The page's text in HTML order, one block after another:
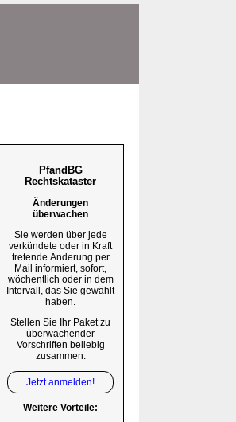
PfandBG
Rechtskataster
Änderungen
überwachen
Sie werden über jede
verkündete oder in Kraft
tretende Änderung per
Mail informiert, sofort,
wöchentlich oder in dem
Intervall, das Sie gewählt
haben.
Stellen Sie Ihr Paket zu
überwachender
Vorschriften beliebig
zusammen.
Jetzt anmelden!
Weitere Vorteile: